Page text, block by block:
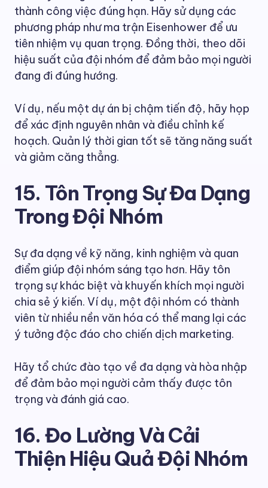
thành công việc đúng hạn. Hãy sử dụng các
phương pháp như ma trận Eisenhower để ưu
tiên nhiệm vụ quan trọng. Đồng thời, theo dõi
hiệu suất của đội nhóm để đảm bảo mọi người
đang đi đúng hướng.
Ví dụ, nếu một dự án bị chậm tiến độ, hãy họp
để xác định nguyên nhân và điều chỉnh kế
hoạch. Quản lý thời gian tốt sẽ tăng năng suất
và giảm căng thẳng.
15. Tôn Trọng Sự Đa Dạng
Trong Đội Nhóm
Sự đa dạng về kỹ năng, kinh nghiệm và quan
điểm giúp đội nhóm sáng tạo hơn. Hãy tôn
trọng sự khác biệt và khuyến khích mọi người
chia sẻ ý kiến. Ví dụ, một đội nhóm có thành
viên từ nhiều nền văn hóa có thể mang lại các
ý tưởng độc đáo cho chiến dịch marketing.
Hãy tổ chức đào tạo về đa dạng và hòa nhập
để đảm bảo mọi người cảm thấy được tôn
trọng và đánh giá cao.
16. Đo Lường Và Cải
Thiện Hiệu Quả Đội Nhóm